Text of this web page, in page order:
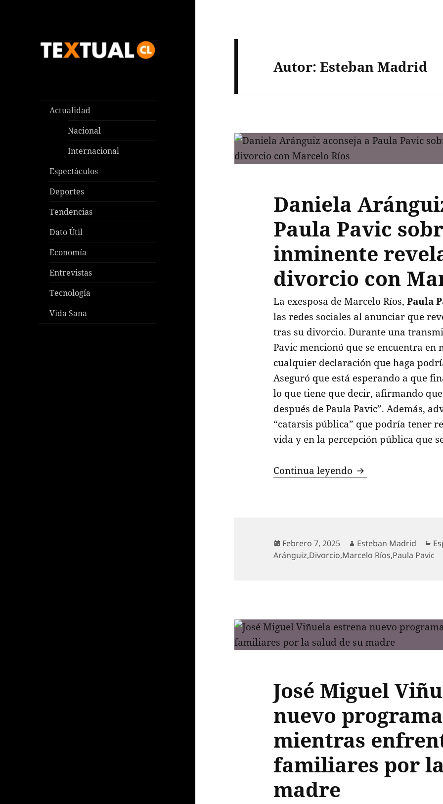
Actualidad
Nacional
Internacional
Espectáculos
Deportes
Tendencias
Dato Útil
Economía
Entrevistas
Tecnología
Vida Sana
Autor:Esteban Madrid
Daniela
Paula Pavic
inminente
divorcio con
La exesposa de Marcelo Ríos,Paula
las redes sociales al anunciar que
tras su divorcio. Durante una
Pavic mencionó que se encuentra en
cualquier declaración que haga
Aseguró que está esperando a que
lo que tiene que decir, afirmando
después de Paula Pavic”. Además,
“catarsis pública” que podría tener
vida y en la percepción pública que
Continua leyendo Daniela Aránguiz
Publicado
el
Febrero 7, 2025 Autor
Esteban Madrid
Aránguiz,Divorcio,Marcelo Ríos,Paula Pavic
José Miguel
nuevo
mientras
familiares por
madre